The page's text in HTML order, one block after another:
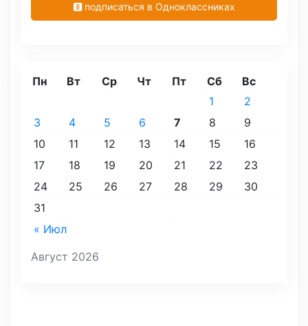
подписаться в Одноклассниках
Август 2026
Пн Вт Ср Чт Пт Сб Вс
« Июл
1
2
3
4 5 6 7 8
9
10
11 12 13 14 15
16
17
18 19 20 21 22
23
24
25 26 27 28 29
30
31